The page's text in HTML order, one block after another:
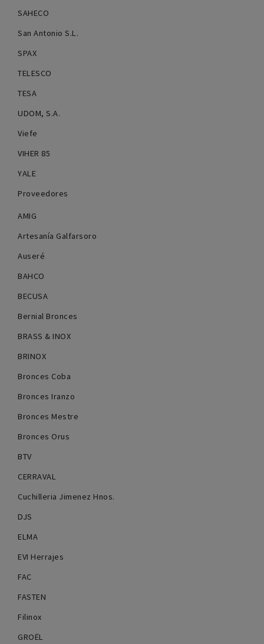
SAHECO
San Antonio S.L.
SPAX
TELESCO
TESA
UDOM, S.A.
Viefe
VIHER 85
YALE
Proveedores
AMIG
Artesanía Galfarsoro
Auseré
BAHCO
BECUSA
Bernial Bronces
BRASS & INOX
BRINOX
Bronces Coba
Bronces Iranzo
Bronces Mestre
Bronces Orus
BTV
CERRAVAL
Cuchilleria Jimenez Hnos.
DJS
ELMA
EVI Herrajes
FAC
FASTEN
Filinox
GROËL